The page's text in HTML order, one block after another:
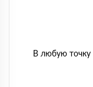
В любую точку